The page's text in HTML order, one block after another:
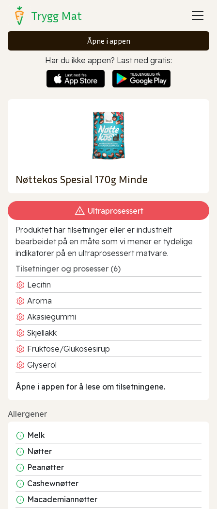
Trygg Mat
Åpne i appen
Har du ikke appen? Last ned gratis:
Nøttekos Spesial 170g Minde
Ultraprosessert
Produktet har tilsetninger eller er industrielt
bearbeidet på en måte som vi mener er tydelige
indikatorer på en ultraprosessert matvare.
Tilsetninger og prosesser (6)
Lecitin
Aroma
Akasiegummi
Skjellakk
Fruktose/Glukosesirup
Glyserol
Åpne i appen for å lese om tilsetningene.
Allergener
Melk
Nøtter
Peanøtter
Cashewnøtter
Macademiannøtter